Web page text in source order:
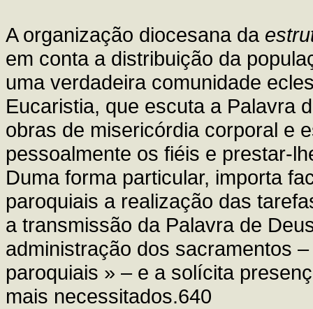
A organização diocesana da
em conta a distribuição da
uma verdadeira comunidade
Eucaristia, que escuta a Palavra
obras de misericórdia corporal e
pessoalmente os fiéis e prestar-
Duma forma particular, importa
paroquiais a realização das
a transmissão da Palavra de
administração dos sacramentos
paroquiais » – e a solícita
mais necessitados.640